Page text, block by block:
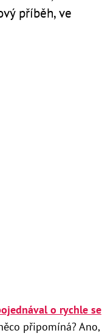
příběh, ve
o rychle se
připomíná? Ano,